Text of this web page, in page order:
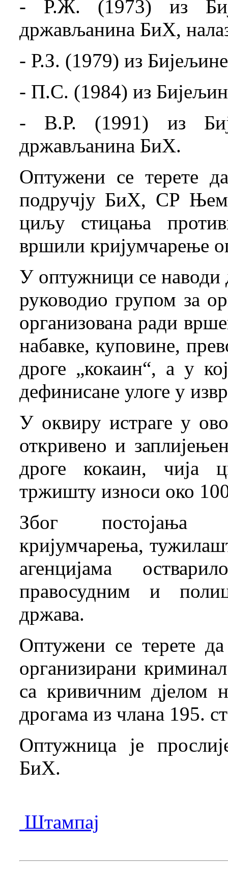
- Р.Ж. (1973) из
држављанина БиХ,
- Р.З. (1979) из
- П.С. (1984) из
- В.Р. (1991) из
држављанина БиХ.
Оптужени се терете
подручју БиХ, СР
циљу стицања
вршили кријумчарење
У оптужници се наводи
руководио групом за
организована ради
набавке, куповине,
дроге „кокаин“, а у
дефинисане улоге у
У оквиру истраге у
откривено и
дроге кокаин, чија
тржишту износи око
Због постојања
кријумчарења,
агенцијама
правосудним и
држава.
Оптужени се терете
организирани
са кривичним дјелом
дрогама из члана 195.
Оптужница је
БиХ.
Штампај